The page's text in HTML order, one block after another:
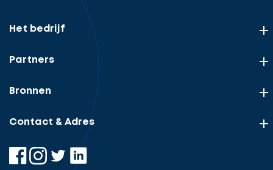
Het bedrijf
Partners
Bronnen
Contact & Adres